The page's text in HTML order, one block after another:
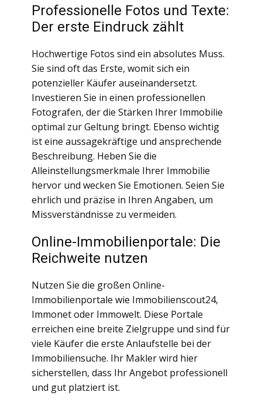
Professionelle Fotos und Texte:
Der erste Eindruck zählt
Hochwertige Fotos sind ein absolutes Muss.
Sie sind oft das Erste, womit sich ein
potenzieller Käufer auseinandersetzt.
Investieren Sie in einen professionellen
Fotografen, der die Stärken Ihrer Immobilie
optimal zur Geltung bringt. Ebenso wichtig
ist eine aussagekräftige und ansprechende
Beschreibung. Heben Sie die
Alleinstellungsmerkmale Ihrer Immobilie
hervor und wecken Sie Emotionen. Seien Sie
ehrlich und präzise in Ihren Angaben, um
Missverständnisse zu vermeiden.
Online-Immobilienportale: Die
Reichweite nutzen
Nutzen Sie die großen Online-
Immobilienportale wie Immobilienscout24,
Immonet oder Immowelt. Diese Portale
erreichen eine breite Zielgruppe und sind für
viele Käufer die erste Anlaufstelle bei der
Immobiliensuche. Ihr Makler wird hier
sicherstellen, dass Ihr Angebot professionell
und gut platziert ist.